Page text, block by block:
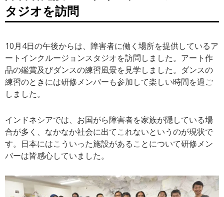
タジオを訪問
10月4日の午後からは、障害者に働く場所を提供しているア
ートインクルージョンスタジオを訪問しました。アート作
品の鑑賞及びダンスの練習風景を見学しました。ダンスの
練習のときには研修メンバーも参加して楽しい時間を過ご
しました。
インドネシアでは、お国がら障害者を家族が隠している場
合が多く、なかなか社会に出てこれないというのが現状で
す。日本にはこういった施設があることについて研修メン
バーは皆感心していました。